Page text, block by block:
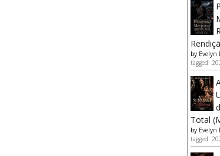
by Evelyn
tagged:
Total
by Evelyn
tagged: